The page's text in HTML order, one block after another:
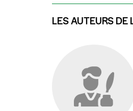
LES AUTEURS DE